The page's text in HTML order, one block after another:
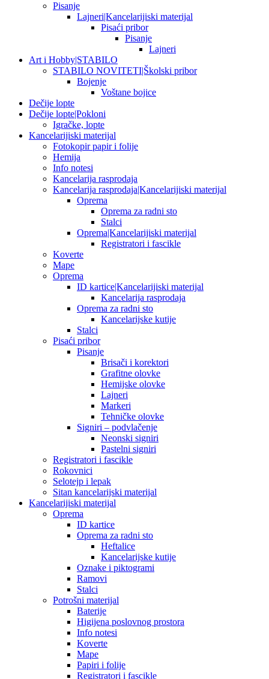
Pisanje
Lajneri|Kancelarijiski materijal
Pisaći pribor
Pisanje
Lajneri
Art i Hobby|STABILO
STABILO NOVITETI|Školski pribor
Bojenje
Voštane bojice
Dečije lopte
Dečije lopte|Pokloni
Igračke, lopte
Kancelarijiski materijal
Fotokopir papir i folije
Hemija
Info notesi
Kancelarija rasprodaja
Kancelarija rasprodaja|Kancelarijiski materijal
Oprema
Oprema za radni sto
Stalci
Oprema|Kancelarijiski materijal
Registratori i fascikle
Koverte
Mape
Oprema
ID kartice|Kancelarijiski materijal
Kancelarija rasprodaja
Oprema za radni sto
Kancelarijske kutije
Stalci
Pisaći pribor
Pisanje
Brisači i korektori
Grafitne olovke
Hemijske olovke
Lajneri
Markeri
Tehničke olovke
Signiri – podvlačenje
Neonski signiri
Pastelni signiri
Registratori i fascikle
Rokovnici
Selotejp i lepak
Sitan kancelarijski materijal
Kancelarijiski materijal
Oprema
ID kartice
Oprema za radni sto
Heftalice
Kancelarijske kutije
Oznake i piktogrami
Ramovi
Stalci
Potrošni materijal
Baterije
Higijena poslovnog prostora
Info notesi
Koverte
Mape
Papiri i folije
Registratori i fascikle